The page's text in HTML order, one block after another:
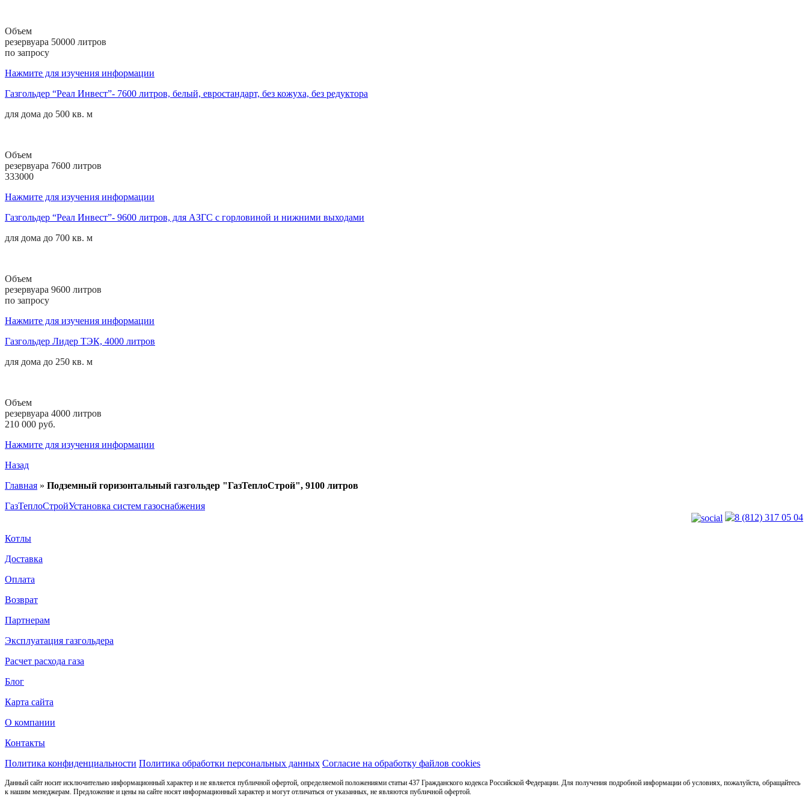
Объем
резервуара 50000 литров
по запросу
Нажмите для изучения информации
Газгольдер “Реал Инвест”- 7600 литров, белый, евростандарт, без кожуха, без редуктора
для дома до 500 кв. м
Объем
резервуара 7600 литров
333000
Нажмите для изучения информации
Газгольдер “Реал Инвест”- 9600 литров, для АЗГС с горловиной и нижними выходами
для дома до 700 кв. м
Объем
резервуара 9600 литров
по запросу
Нажмите для изучения информации
Газгольдер Лидер ТЭК, 4000 литров
для дома до 250 кв. м
Объем
резервуара 4000 литров
210 000 руб.
Нажмите для изучения информации
Назад
Главная » Подземный горизонтальный газгольдер "ГазТеплоСтрой", 9100 литров
ГазТеплоСтройУстановка систем газоснабжения
8 (812) 317 05 04
Котлы
Доставка
Оплата
Возврат
Партнерам
Эксплуатация газгольдера
Расчет расхода газа
Блог
Карта сайта
О компании
Контакты
Политика конфиденциальности Политика обработки персональных данных Согласие на обработку файлов cookies
Данный сайт носит исключительно информационный характер и не является публичной офертой, определяемой положениями статьи 437 Гражданского кодекса Российской Федерации. Для получения подробной информации об условиях, пожалуйста, обращайтесь
к нашим менеджерам. Предложение и цены на сайте носят информационный характер и могут отличаться от указанных, не являются публичной офертой.